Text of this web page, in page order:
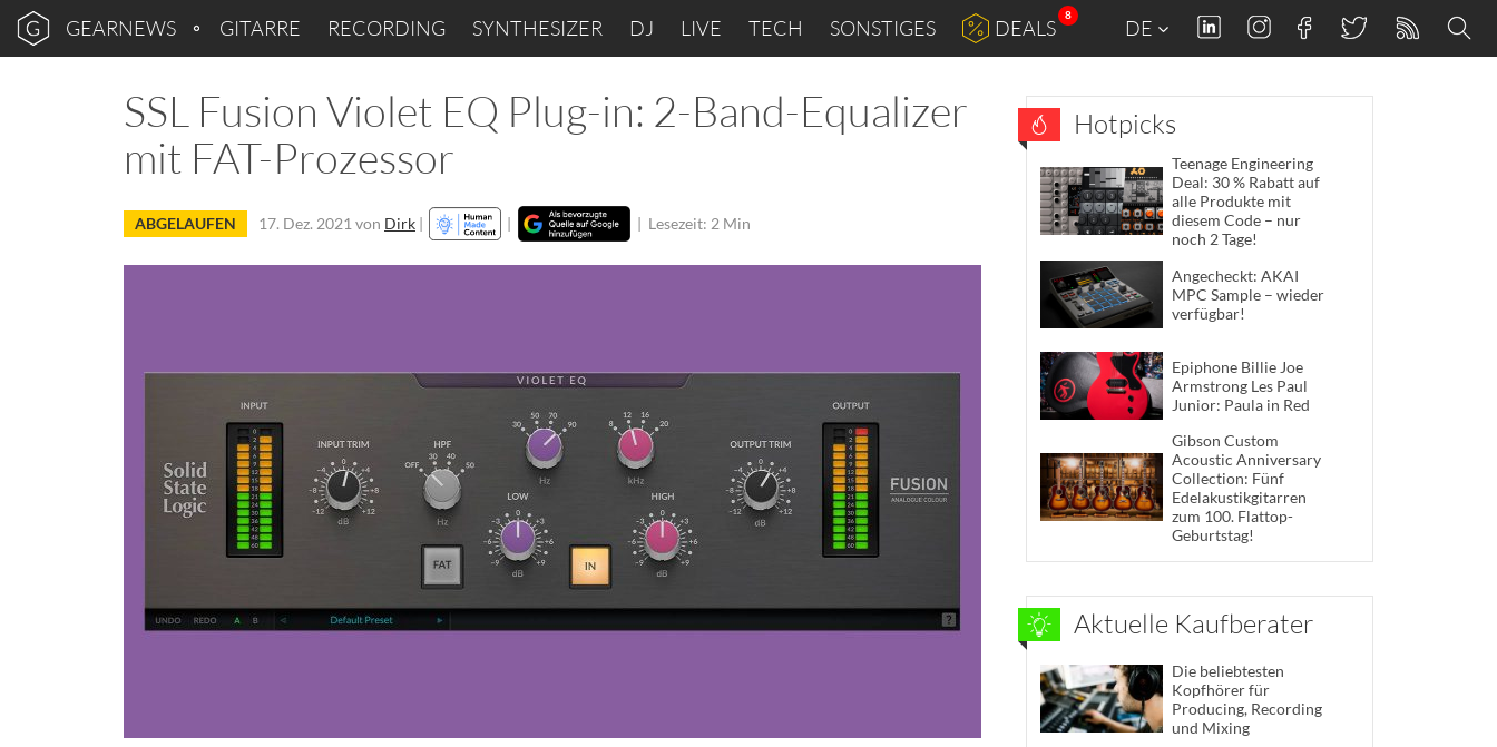
GEARNEWS GITARRE RECORDING SYNTHESIZER DJ LIVE TECH SONSTIGES DEALS
8
DE
SSL Fusion Violet EQ Plug-in: 2-Band-Equalizer
mit FAT-Prozessor
ABGELAUFEN 17. Dez. 2021 von Dirk | | | Lesezeit: 2 Min
Hotpicks
Teenage Engineering
Deal: 30 % Rabatt auf
alle Produkte mit
diesem Code – nur
noch 2 Tage!
Angecheckt: AKAI
MPC Sample – wieder
verfügbar!
Epiphone Billie Joe
Armstrong Les Paul
Junior: Paula in Red
Gibson Custom
Acoustic Anniversary
Collection: Fünf
Edelakustikgitarren
zum 100. Flattop-
Geburtstag!
Aktuelle Kaufberater
Die beliebtesten
Kopfhörer für
Producing, Recording
und Mixing